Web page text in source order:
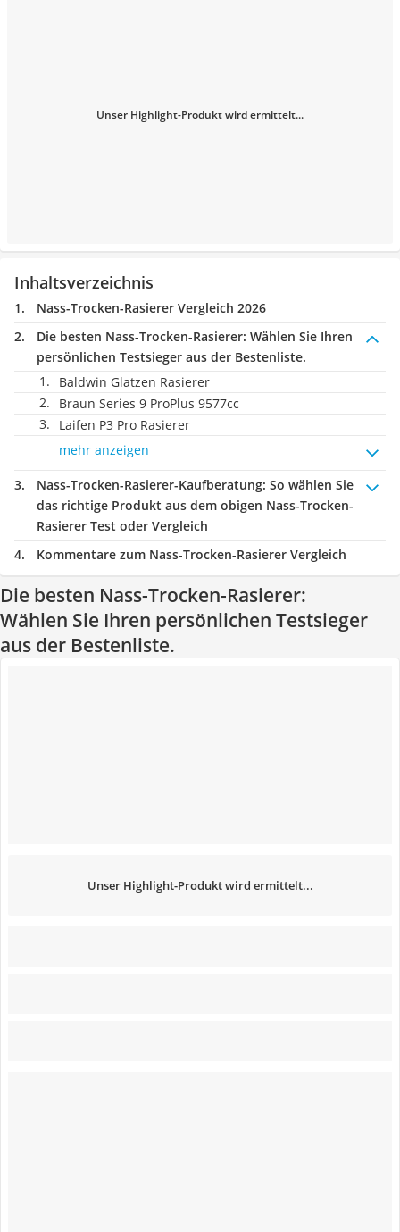
Unser Highlight-Produkt wird ermittelt...
Inhaltsverzeichnis
Nass-Trocken-Rasierer Vergleich 2026
Die besten Nass-Trocken-Rasierer: Wählen Sie Ihren
persönlichen Testsieger aus der Bestenliste.
Baldwin Glatzen Rasierer
Braun Series 9 ProPlus 9577cc
Laifen P3 Pro Rasierer
mehr anzeigen
Nass-Trocken-Rasierer-Kaufberatung: So wählen Sie
das richtige Produkt aus dem obigen Nass-Trocken-
Rasierer Test oder Vergleich
Kommentare zum Nass-Trocken-Rasierer Vergleich
Die besten Nass-Trocken-Rasierer:
Wählen Sie Ihren persönlichen Testsieger
aus der Bestenliste.
Unser Highlight-Produkt wird ermittelt...